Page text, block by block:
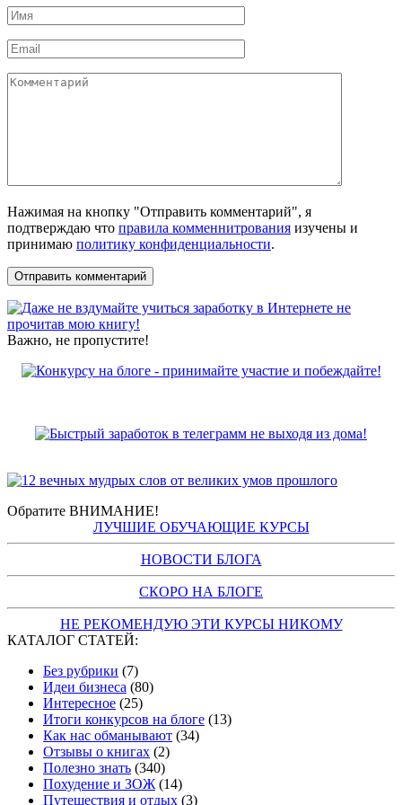
Имя
*
Email
*
Комментарий
Нажимая на кнопку "Отправить комментарий", я
подтверждаю что правила комменнитрования изучены и
принимаю политику конфиденциальности.
Важно, не пропустите!
Обратите ВНИМАНИЕ!
ЛУЧШИЕ ОБУЧАЮЩИЕ КУРСЫ
НОВОСТИ БЛОГА
СКОРО НА БЛОГЕ
НЕ РЕКОМЕНДУЮ ЭТИ КУРСЫ НИКОМУ
КАТАЛОГ СТАТЕЙ:
Без рубрики (7)
Идеи бизнеса (80)
Интересное (25)
Итоги конкурсов на блоге (13)
Как нас обманывают (34)
Отзывы о книгах (2)
Полезно знать (340)
Похудение и ЗОЖ(14)
Путешествия и отдых (3)